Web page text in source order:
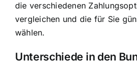
die verschiedenen
vergleichen und die für Sie
wählen.
Unterschiede in den